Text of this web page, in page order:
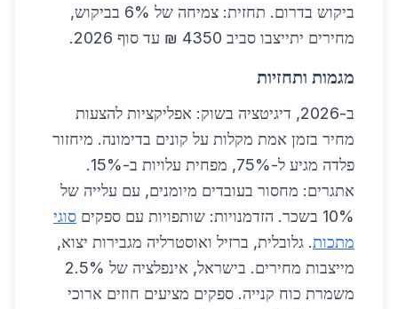
ביקוש בדרום. תחזית: צמיחה של 6% בביקוש,
מחירים יתייצבו סביב 4350 ₪ עד סוף 2026.
מגמות ותחזיות
ב-2026, דיגיטציה בשוק: אפליקציות להצעות
מחיר בזמן אמת מקלות על קונים בדימונה. מיחזור
פלדה מגיע ל-75%, מפחית עלויות ב-15%.
אתגרים: מחסור בעובדים מיומנים, עם עלייה של
10% בשכר. הזדמנויות: שותפויות עם ספקים
סוגי
מתכות. גלובלית, ברזיל ואוסטרליה מגבירות יצוא,
מייצבות מחירים. בישראל, אינפלציה של 2.5%
משמרת כוח קנייה. ספקים מציעים חוזים ארוכי